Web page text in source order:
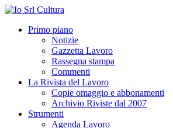
Primo piano
Notizie
Gazzetta Lavoro
Rassegna stampa
Commenti
La Rivista del Lavoro
Copie omaggio e abbonamenti
Archivio Riviste dal 2007
Strumenti
Agenda Lavoro